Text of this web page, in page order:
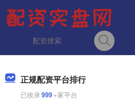
正规配资平台排行
已收录999+家平台